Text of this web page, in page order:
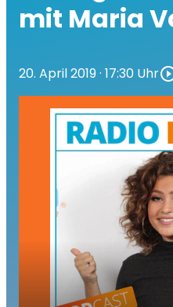
mit Maria
20. April 2019· 17:30 Uhr